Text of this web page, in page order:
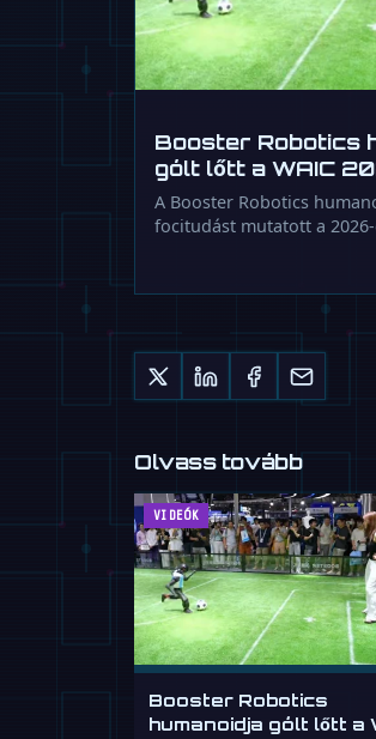
Booster Robotics
gólt lőtt a WAIC
A Booster Robotics
focitudást mutatott a
Olvass tovább
VIDEÓK
Booster Robotics
humanoidja gólt lőtt a